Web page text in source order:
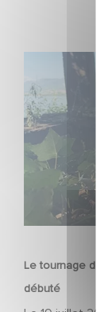
Le tournage de
débuté
Le tournage
a débuté